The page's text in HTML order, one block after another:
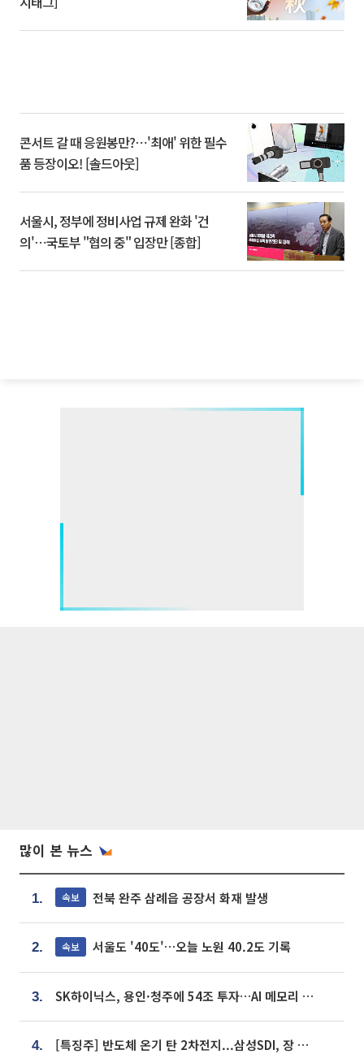
콘서트 갈 때 응원봉만?⋯'최애' 위한 필수
품 등장이오! [솔드아웃]
서울시, 정부에 정비사업 규제 완화 '건
의'⋯국토부 "협의 중" 입장만 [종합]
많이 본 뉴스
1. 속보 전북 완주 삼례읍 공장서 화재 발생
2. 속보 서울도 '40도'…오늘 노원 40.2도 기록
3. SK하이닉스, 용인·청주에 54조 투자…AI 메모리 생산기지 키운다
4. [특징주] 반도체 온기 탄 2차전지...삼성SDI, 장 초반 7% 넘게 껑충